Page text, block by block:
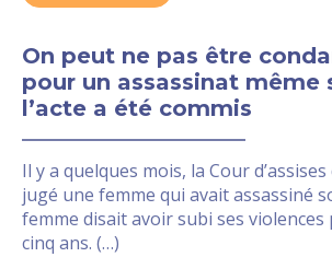
On peut ne pas être
pour un assassinat même
l’acte a été commis
Il y a quelques mois, la Cour
jugé une femme qui avait assassiné
femme disait avoir subi ses
cinq ans. (…)